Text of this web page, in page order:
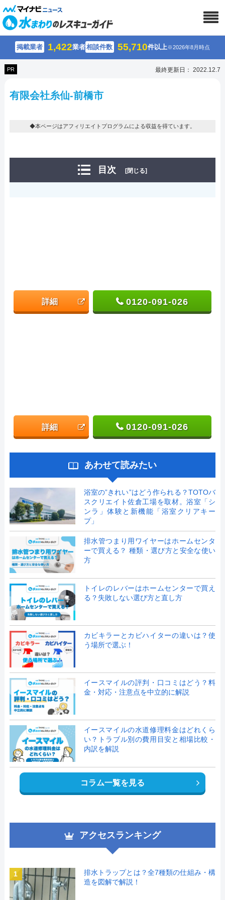
掲載業者 1,422業者相談件数 55,710件以上※2026年8月時点
PR 最終更新日： 2022.12.7
有限会社糸仙-前橋市
◆本ページはアフィリエイトプログラムによる収益を得ています。
目次 [閉じる]
詳細 0120-091-026
詳細 0120-091-026
あわせて読みたい
浴室の”きれい”はどう作られる？TOTOバ
スクリエイト佐倉工場を取材。浴室「シ
ンラ」体験と新機能「浴室クリアキー
プ」
排水管つまり用ワイヤーはホームセンタ
ーで買える？ 種類・選び方と安全な使い
方
トイレのレバーはホームセンターで買え
る？失敗しない選び方と直し方
カビキラーとカビハイターの違いは？使
う場所で選ぶ！
イースマイルの評判・口コミはどう？料
金・対応・注意点を中立的に解説
イースマイルの水道修理料金はどれくら
い？トラブル別の費用目安と相場比較・
内訳を解説
コラム一覧を見る
アクセスランキング
1
排水トラップとは？全7種類の仕組み・構
造を図解で解説！